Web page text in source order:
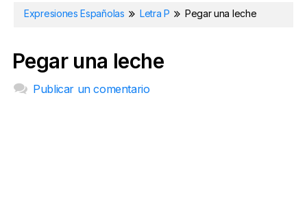
Expresiones Españolas Letra P Pegar una leche
Pegar una leche
Publicar un comentario